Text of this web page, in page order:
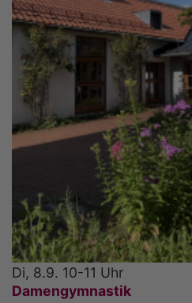
Di, 8.9. 10-11 Uhr
Damengymnastik